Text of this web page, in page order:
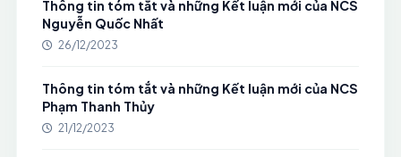
Thông tin tóm tắt và những Kết luận mới của NCS
Nguyễn Quốc Nhất
26/12/2023
Thông tin tóm tắt và những Kết luận mới của NCS
Phạm Thanh Thủy
21/12/2023